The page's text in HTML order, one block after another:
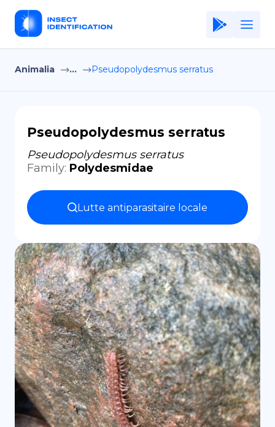
Home
Terms of Use
Privacy Policy
EN
ES
DE
Animalia ... Pseudopolydesmus serratus
Pseudopolydesmus serratus
Pseudopolydesmus serratus
Family: Polydesmidae
Lutte antiparasitaire locale